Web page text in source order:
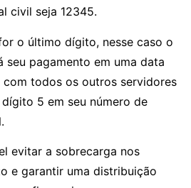
civil seja 12345.
o último dígito, nesse caso o
seu pagamento em uma data
todos os outros servidores
5 em seu número de
evitar a sobrecarga nos
e garantir uma distribuição